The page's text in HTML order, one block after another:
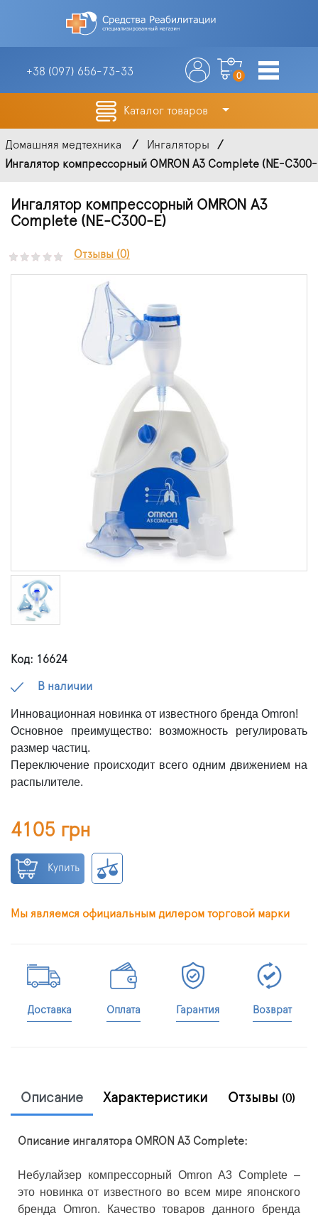
+38 (097) 656-73-33 0
Каталог товаров
Домашняя медтехника
Ингаляторы
Ингалятор компрессорный OMRON A3 Complete (NE-C300-
Ингалятор компрессорный OMRON A3
Complete (NE-C300-E)
Отзывы (0)
Код: 16624
В наличии
Инновационная новинка от известного бренда Omron!
Основное преимущество: возможность регулировать
размер частиц.
Переключение происходит всего одним движением на
распылителе.
4105 грн
Купить
Мы являемся официальным дилером торговой марки
Доставка Оплата Гарантия Возврат
Описание Характеристики Отзывы (0)
Описание ингалятора OMRON A3 Complete:
Небулайзер компрессорный Omron A3 Complete –
это новинка от известного во всем мире японского
бренда Omron. Качество товаров данного бренда